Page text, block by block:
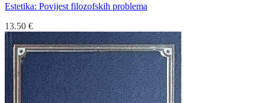
Estetika: Povijest filozofskih problema
13.50 €